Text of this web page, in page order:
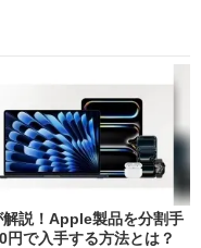
解説！Apple製品を分割手
円で入手する方法とは？